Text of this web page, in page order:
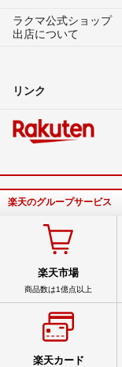
ラクマ公式ショップ
出店について
リンク
楽天のグループサービス
楽天市場
商品数は1億点以上
楽天カード